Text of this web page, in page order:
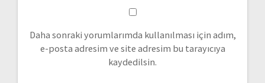
Daha sonraki yorumlarımda kullanılması için adım,
e-posta adresim ve site adresim bu tarayıcıya
kaydedilsin.